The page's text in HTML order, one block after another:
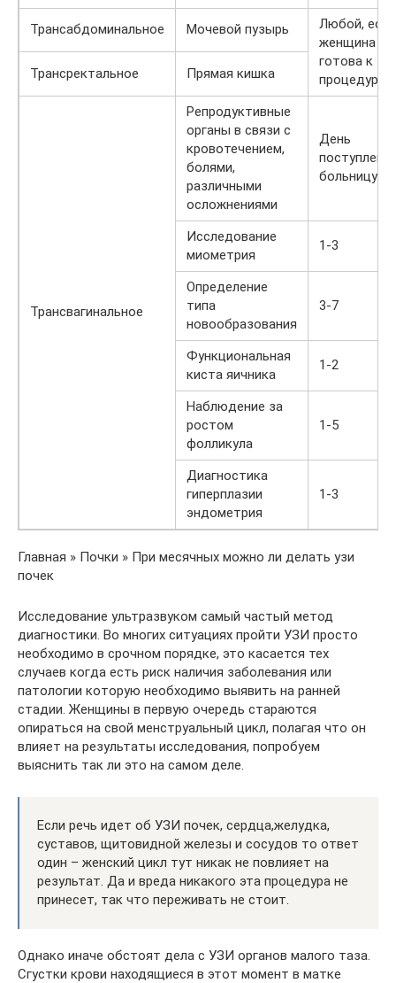
Трансабдоминальное Мочевой пузырь
Любой, если
женщина
готова к
процедуре
Трансректальное Прямая кишка
Трансвагинальное
Репродуктивные
органы в связи с
кровотечением,
болями,
различными
осложнениями
День
больницу
Исследование
миометрия
1-3
Определение
типа
новообразования
3-7
Функциональная
киста яичника
1-2
Наблюдение за
ростом
фолликула
1-5
Диагностика
гиперплазии
эндометрия
1-3
Главная » Почки » При месячных можно ли делать узи
почек
Исследование ультразвуком самый частый метод
диагностики. Во многих ситуациях пройти УЗИ просто
необходимо в срочном порядке, это касается тех
случаев когда есть риск наличия заболевания или
патологии которую необходимо выявить на ранней
стадии. Женщины в первую очередь стараются
опираться на свой менструальный цикл, полагая что он
влияет на результаты исследования, попробуем
выяснить так ли это на самом деле.
Если речь идет об УЗИ почек, сердца,желудка,
суставов, щитовидной железы и сосудов то ответ
один – женский цикл тут никак не повлияет на
результат. Да и вреда никакого эта процедура не
принесет, так что переживать не стоит.
Однако иначе обстоят дела с УЗИ органов малого таза.
Сгустки крови находящиеся в этот момент в матке